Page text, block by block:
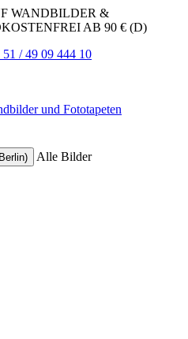
WANDBILDER &
AB 90 € (D)
51 / 49 09 444 10
Alle Bilder